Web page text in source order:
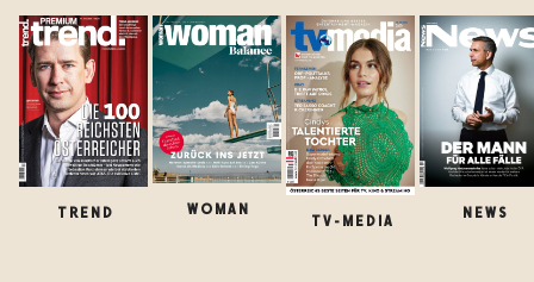
TREND WOMAN
TV-MEDIA
NEWS